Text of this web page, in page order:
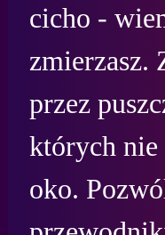
cicho -
zmierzasz.
przez
których
oko.